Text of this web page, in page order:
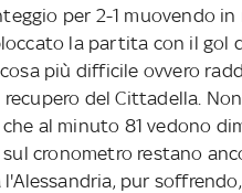
per 2-1 muovendo
la partita con il gol
più difficile ovvero
del Cittadella.
al minuto 81 vedono
sul cronometro restano
l'Alessandria, pur